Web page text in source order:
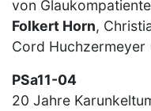
von
Folkert Horn,
Cord Huchzermeyer
PSa11-04
20 Jahre